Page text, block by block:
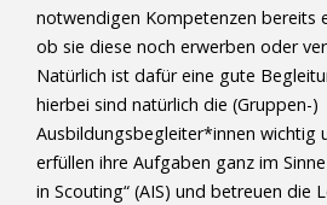
notwendigen Kompetenzen bereits
ob sie diese noch erwerben oder
Natürlich ist dafür eine gute
hierbei sind natürlich die (Gruppen-)
Ausbildungsbegleiter*innen wichtig
erfüllen ihre Aufgaben ganz im
in Scouting“ (AIS) und betreuen die